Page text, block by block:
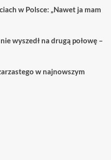
w Polsce: „Nawet ja mam
wyszedł na drugą połowę –
w najnowszym